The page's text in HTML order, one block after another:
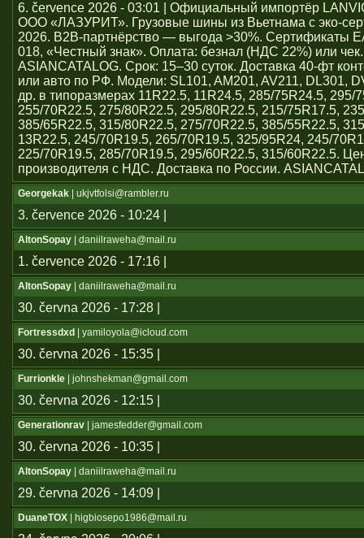
6. července 2026 - 03:01 | Официальный импортёр
ООО «ЛАЗУРИТ». Грузовые шины из Вьетнама с эко-
2026. B2B-партнёрство — выгода >30%. Сертификаты
018, «Честный знак». Оплата: безнал (НДС 22%) или
ASIANCATALOG. Срок: 15–30 суток. Доставка 40-фт
или авто по РФ. Модели: SL101, AM201, AV211, DL301,
др. в типоразмерах 11R22.5, 11R24.5, 285/75R24.5, 295/
255/70R22.5, 275/80R22.5, 295/80R22.5, 215/75R17.5,
385/65R22.5, 315/80R22.5, 275/70R22.5, 385/55R22.5,
13R22.5, 245/70R19.5, 265/70R19.5, 325/95R24, 245/
225/70R19.5, 285/70R19.5, 295/60R22.5, 315/60R22.5.
производителя с НДС. Доставка по России.
Georgekak | ukjvtfolsi@rambler.ru
3. července 2026 - 10:24 |
AltonSopay | daniilraweha@mail.ru
1. července 2026 - 17:16 |
AltonSopay | daniilraweha@mail.ru
30. června 2026 - 17:28 |
Fortressdxd | yamiloyola@icloud.com
30. června 2026 - 15:35 |
Furrionkle | johnshekman@gmail.com
30. června 2026 - 12:15 |
Generationrav | jamesfedder@gmail.com
30. června 2026 - 10:35 |
AltonSopay | daniilraweha@mail.ru
29. června 2026 - 14:09 |
DuaneTOX | higbiosepo1986@mail.ru